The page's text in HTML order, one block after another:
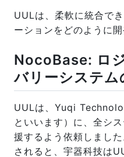
UULは、柔軟に統合で
ーションをどのように
NocoBase: ロ
バリーシステム
UULは、Yuqi
といいます）に、全シ
援するよう依頼しまし
されると、宇器科技は